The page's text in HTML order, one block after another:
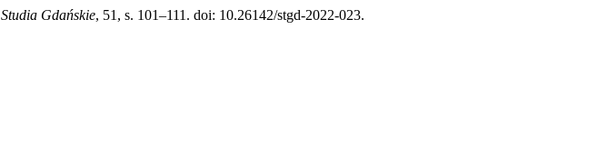
Studia Gdańskie, 51, s. 101–111. doi: 10.26142/stgd-2022-023.